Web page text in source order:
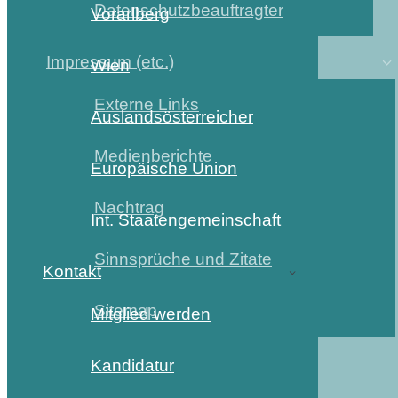
Datenschutzbeauftragter
Impressum (etc.)
Externe Links
Medienberichte
Nachtrag
Sinnsprüche und Zitate
Sitemap
Vorarlberg
Wien
Auslandsösterreicher
Europäische Union
Int. Staatengemeinschaft
Kontakt
Mitglied werden
Kandidatur